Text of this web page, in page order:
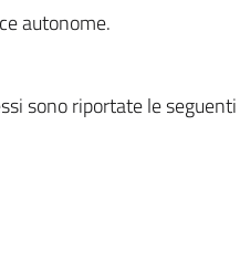
autonome.
sono riportate le